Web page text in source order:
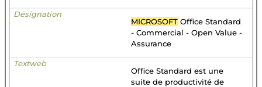
MICROSOFT Office Standard
- Commercial - Open Value -
Assurance
Office Standard est une
suite de productivité de